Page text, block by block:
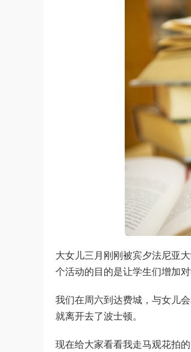
大女儿三月刚刚被宾夕法尼亚
个活动的目的是让学生们增加
我们在周六到达费城，与女儿
就离开去了波士顿。
现在给大家看看我走马观花拍的